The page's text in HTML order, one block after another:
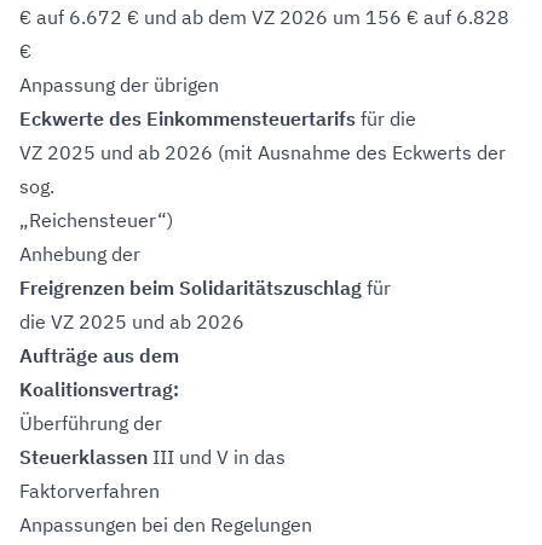
€ auf 6.672 € und ab dem VZ 2026 um 156 € auf 6.828
€
Anpassung der übrigen
Eckwerte des Einkommensteuertarifs für die
VZ 2025 und ab 2026 (mit Ausnahme des Eckwerts der
sog.
„Reichensteuer“)
Anhebung der
Freigrenzen beim Solidaritätszuschlag für
die VZ 2025 und ab 2026
Aufträge aus dem
Koalitionsvertrag:
Überführung der
Steuerklassen III und V in das
Faktorverfahren
Anpassungen bei den Regelungen